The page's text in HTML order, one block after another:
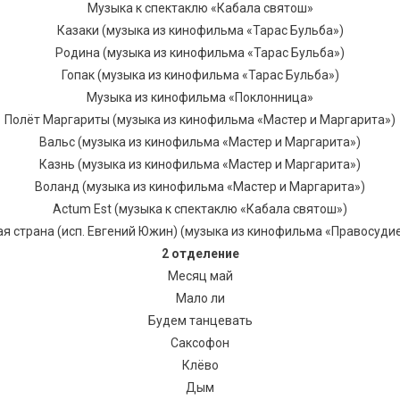
Музыка к спектаклю «Кабала cвятош»
Казаки (музыка из кинофильма «Тарас Бульба»)
Родина (музыка из кинофильма «Тарас Бульба»)
Гопак (музыка из кинофильма «Тарас Бульба»)
Музыка из кинофильма «Поклонница»
Полёт Маргариты (музыка из кинофильма «Мастер и Маргарита»)
Вальс (музыка из кинофильма «Мастер и Маргарита»)
Казнь (музыка из кинофильма «Мастер и Маргарита»)
Воланд (музыка из кинофильма «Мастер и Маргарита»)
Actum Est (музыка к спектаклю «Кабала cвятош»)
страна (исп. Евгений Южин) (музыка из кинофильма
2 отделение
Месяц май
Мало ли
Будем танцевать
Саксофон
Клёво
Дым